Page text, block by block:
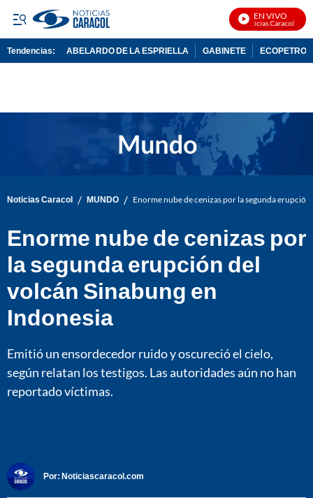
EN VIVO
Noticias Caracol En
Tendencias: ABELARDO DE LA ESPRIELLA GABINETE ECOPETROL
Noticias Caracol / MUNDO / Enorme nube de cenizas por la segunda
Enorme nube de cenizas por
la segunda erupción del
volcán Sinabung en
Indonesia
Emitió un ensordecedor ruido y oscureció el cielo,
según relatan los testigos. Las autoridades aún no han
reportado víctimas.
Por: Noticiascaracol.com